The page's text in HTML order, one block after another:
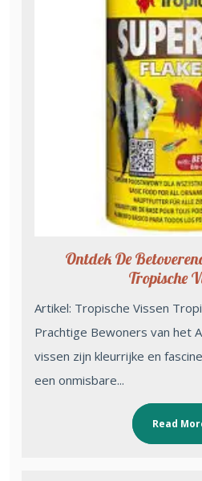
Ontdek De
Tropische
Artikel: Tropische Vissen
Prachtige Bewoners van het
vissen zijn kleurrijke en
een onmisbare...
Read